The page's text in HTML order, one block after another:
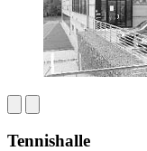
Tennishalle